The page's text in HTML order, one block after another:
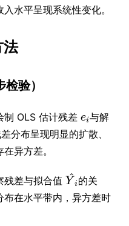
水平呈现系统性变化。
法
验）
制 OLS 估计残差
与解
分布呈现明显的扩散、
异方差。
残差与拟合值
的关
布在水平带内，异方差时